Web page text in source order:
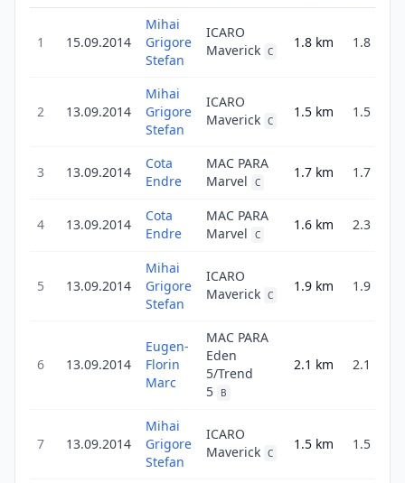
1 15.09.2014
Mihai
Grigore
Stefan
ICARO
Maverick C
1.8 km 1.8
2 13.09.2014
Mihai
Grigore
Stefan
ICARO
Maverick C
1.5 km 1.5
3 13.09.2014
Cota
Endre
MAC PARA
Marvel
C
1.7 km 1.7
4 13.09.2014
Cota
Endre
MAC PARA
Marvel
C
1.6 km 2.3
5 13.09.2014
Mihai
Grigore
Stefan
ICARO
Maverick C
1.9 km 1.9
6 13.09.2014
Eugen-
Florin
Marc
MAC PARA
Eden
5/Trend
5
B
2.1 km 2.1
7 13.09.2014
Mihai
Grigore
Stefan
ICARO
Maverick C
1.5 km 1.5